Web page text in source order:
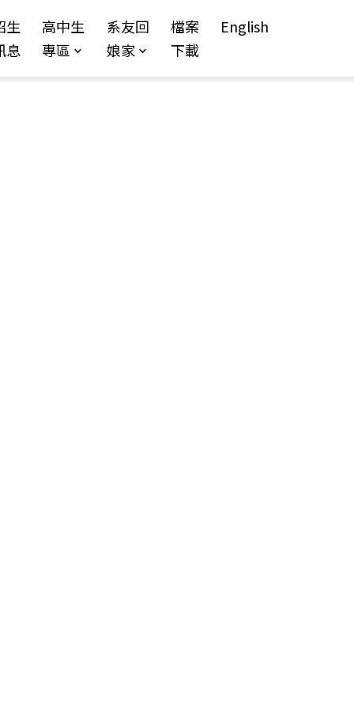
生
息
高中生
專區
系友回
娘家
檔案
下載
English